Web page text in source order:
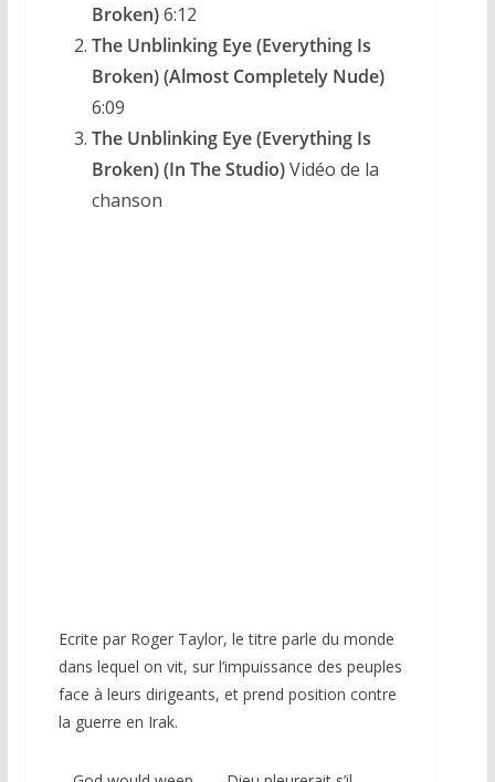
Broken)6:12
The Unblinking Eye (Everything Is
Broken) (Almost Completely Nude)
6:09
The Unblinking Eye (Everything Is
Broken) (In The Studio)Vidéo de la
chanson
Ecrite par Roger Taylor, le titre parle du monde
dans lequel on vit, sur l’impuissance des peuples
face à leurs dirigeants, et prend position contre
la guerre en Irak.